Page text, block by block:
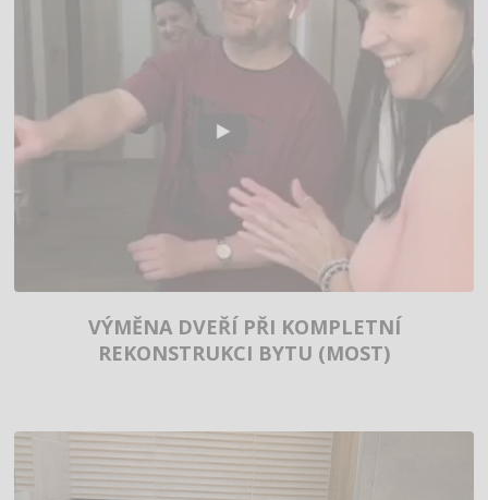
VÝMĚNA DVEŘÍ PŘI KOMPLETNÍ
REKONSTRUKCI BYTU (MOST)